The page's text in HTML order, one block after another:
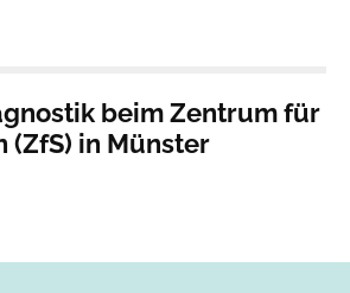
beim Zentrum für
(ZfS) in Münster